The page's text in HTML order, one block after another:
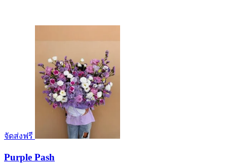
จัดส่งฟรี
Purple Pash